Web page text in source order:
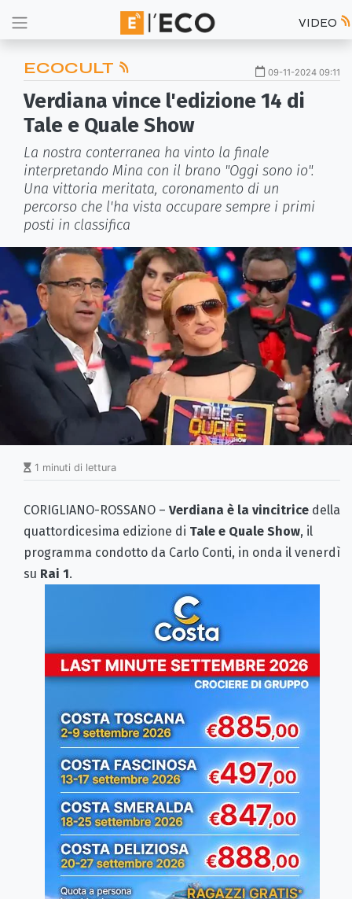
VIDEO
ECOCULT 09-11-2024 09:11
Verdiana vince l'edizione 14 di
Tale e Quale Show
La nostra conterranea ha vinto la finale
interpretando Mina con il brano "Oggi sono io".
Una vittoria meritata, coronamento di un
percorso che l'ha vista occupare sempre i primi
posti in classifica
1 minuti di lettura
CORIGLIANO-ROSSANO – Verdiana è la vincitrice della
quattordicesima edizione di Tale e Quale Show, il
programma condotto da Carlo Conti, in onda il venerdì
su Rai 1.